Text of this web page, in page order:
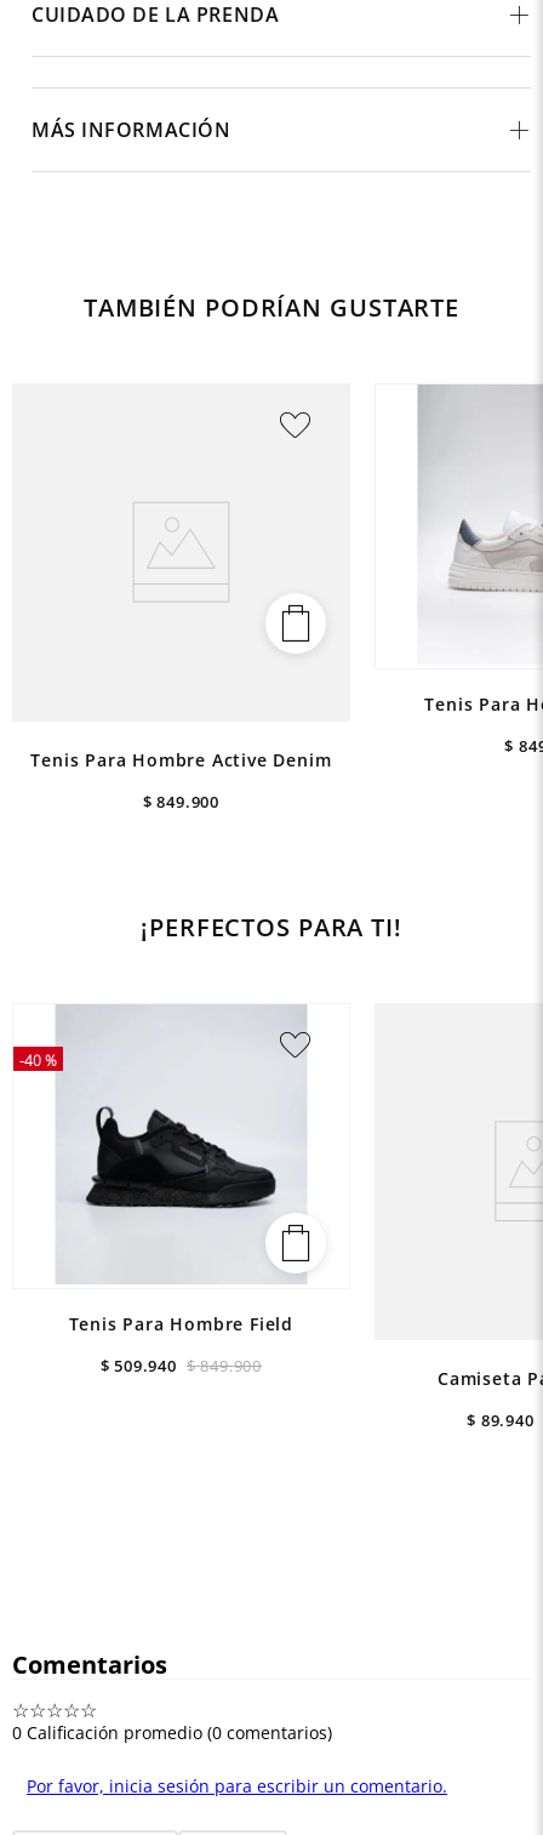
CUIDADO DE LA PRENDA
MÁS INFORMACIÓN
TAMBIÉN PODRÍAN GUSTARTE
Tenis Para Hombre Active Denim
$ 849.900
Tenis Para
$
¡PERFECTOS PARA TI!
-40 %
Tenis Para Hombre Field
$ 849.900
$ 509.940
Camiseta
$ 89.940
Comentarios
☆☆☆☆☆
0 Calificación promedio (0 comentarios)
Por favor, inicia sesión para escribir un comentario.